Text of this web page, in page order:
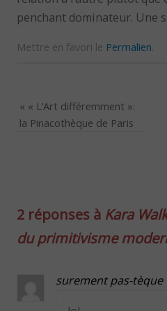
penchant dominateur. Une
Mettre en favori le Permalien.
« « L’Art différemment »:
la Pinacothèque de Paris
2 réponses à Kara
du primitivisme
surement pas-tèque